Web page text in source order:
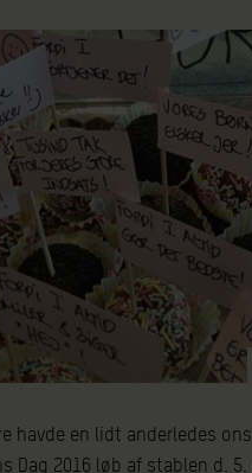
havde en lidt anderledes
Dag 2016 løb af stablen d. 5.